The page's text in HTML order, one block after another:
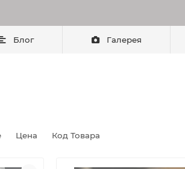
Блог Галерея
Цена Код Товара